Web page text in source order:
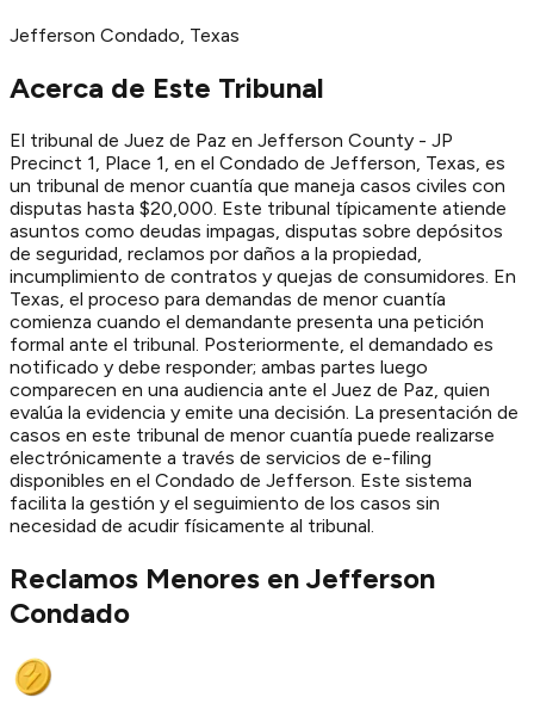
Jefferson Condado, Texas
Acerca de Este Tribunal
El tribunal de Juez de Paz en Jefferson County - JP
Precinct 1, Place 1, en el Condado de Jefferson, Texas, es
un tribunal de menor cuantía que maneja casos civiles con
disputas hasta $20,000. Este tribunal típicamente atiende
asuntos como deudas impagas, disputas sobre depósitos
de seguridad, reclamos por daños a la propiedad,
incumplimiento de contratos y quejas de consumidores. En
Texas, el proceso para demandas de menor cuantía
comienza cuando el demandante presenta una petición
formal ante el tribunal. Posteriormente, el demandado es
notificado y debe responder; ambas partes luego
comparecen en una audiencia ante el Juez de Paz, quien
evalúa la evidencia y emite una decisión. La presentación de
casos en este tribunal de menor cuantía puede realizarse
electrónicamente a través de servicios de e-filing
disponibles en el Condado de Jefferson. Este sistema
facilita la gestión y el seguimiento de los casos sin
necesidad de acudir físicamente al tribunal.
Reclamos Menores en Jefferson
Condado